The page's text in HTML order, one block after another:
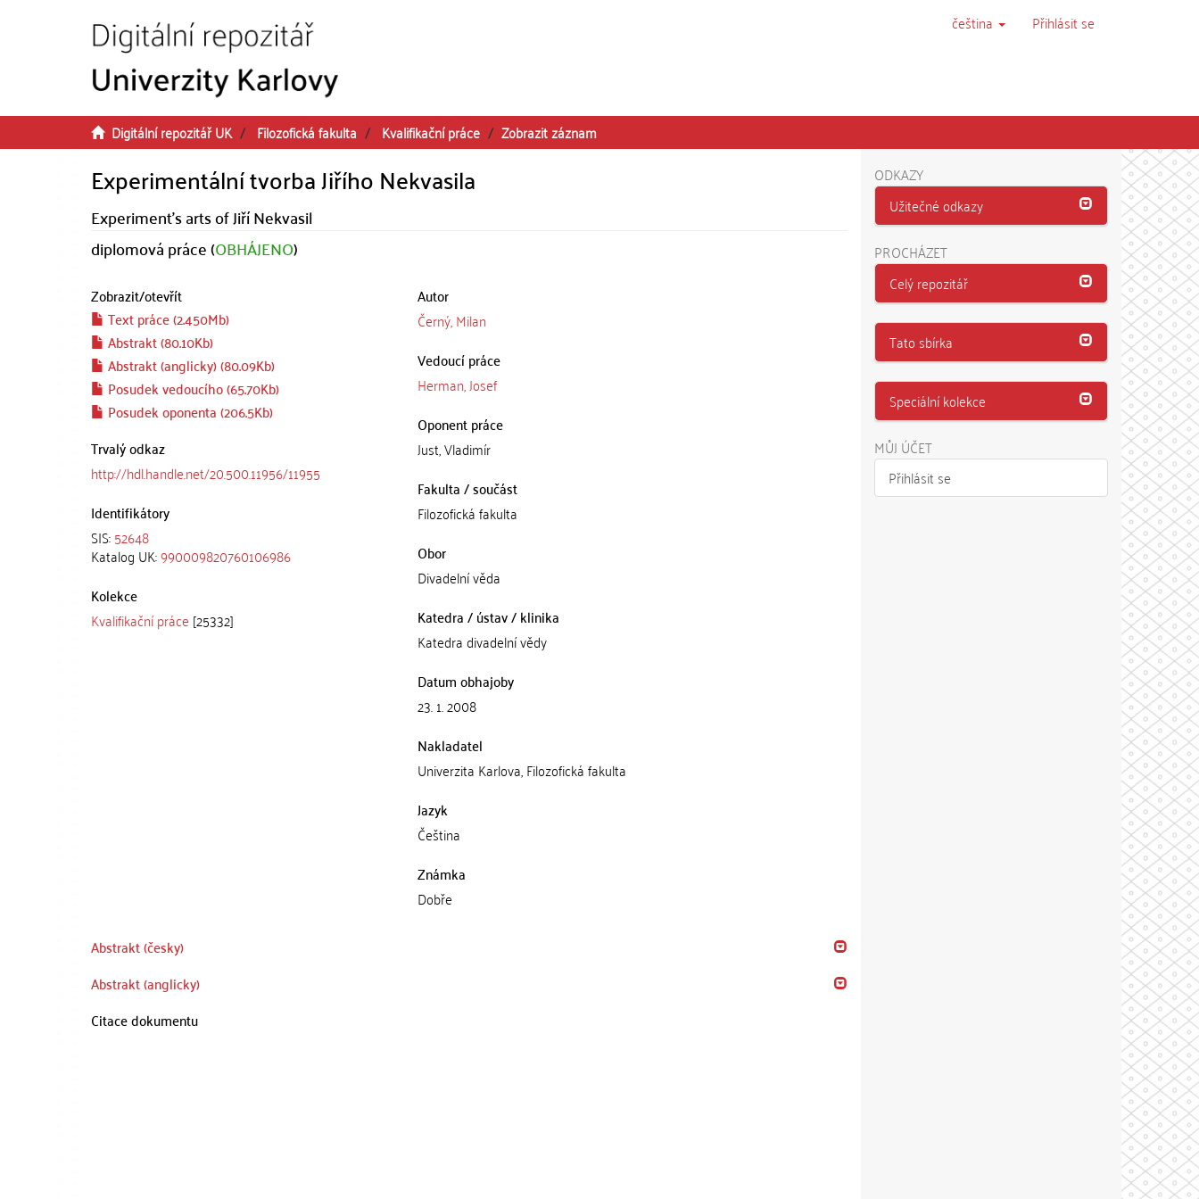
čeština Přihlásit se
Digitální repozitář UK Filozofická fakulta Kvalifikační práce Zobrazit záznam
Experimentální tvorba Jiřího Nekvasila
Experiment's arts of Jiří Nekvasil
diplomová práce (OBHÁJENO)
Zobrazit/otevřít
Text práce (2.450Mb)
Abstrakt (80.10Kb)
Abstrakt (anglicky) (80.09Kb)
Posudek vedoucího (65.70Kb)
Posudek oponenta (206.5Kb)
Trvalý odkaz
http://hdl.handle.net/20.500.11956/11955
Identifikátory
SIS:52648
Katalog UK:990009820760106986
Kolekce
Kvalifikační práce [25332]
Autor
Černý, Milan
Vedoucí práce
Herman, Josef
Oponent práce
Just, Vladimír
Fakulta / součást
Filozofická fakulta
Obor
Divadelní věda
Katedra / ústav / klinika
Katedra divadelní vědy
Datum obhajoby
23. 1. 2008
Nakladatel
Univerzita Karlova, Filozofická fakulta
Jazyk
Čeština
Známka
Dobře
Abstrakt (česky)
Abstrakt (anglicky)
Citace dokumentu
ODKAZY
Užitečné odkazy
PROCHÁZET
Celý repozitář
Tato sbírka
Speciální kolekce
MŮJ ÚČET
Přihlásit se